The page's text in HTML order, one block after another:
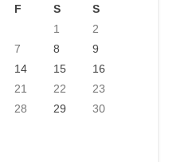
F S
S
1
2
7 8
9
14 15
16
21 22
23
28 29
30